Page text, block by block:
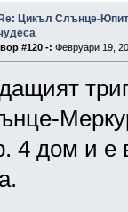
Re: Цикъл Слънце-
#120 -: Февруари 19,
4 дом и е